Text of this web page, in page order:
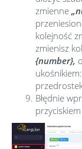
zmienne
kolejność
zmienisz
{number},
ukośnikiem:
Błędnie
przyciskiem